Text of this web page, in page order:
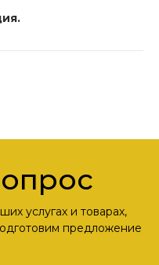
услугах и товарах,
предложение